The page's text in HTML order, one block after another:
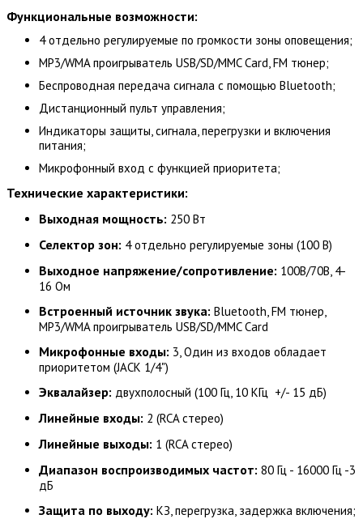
Функциональные возможности:
4 отдельно регулируемые по громкости зоны оповещения;
MP3/WMA проигрыватель USB/SD/MMC Card, FM тюнер;
Беспроводная передача сигнала с помощью Bluetooth;
Дистанционный пульт управления;
Индикаторы защиты, сигнала, перегрузки и включения
питания;
Микрофонный вход с функцией приоритета;
Технические характеристики:
Выходная мощность: 250 Вт
Селектор зон: 4 отдельно регулируемые зоны (100 В)
Выходное напряжение/сопротивление: 100В/70В, 4-
16 Ом
Встроенный источник звука: Bluetooth, FM тюнер,
MP3/WMA проигрыватель USB/SD/MMC Card
Микрофонные входы: 3, Один из входов обладает
приоритетом (JACK 1/4")
Эквалайзер: двухполосный (100 Гц, 10 КГц +/- 15 дБ)
Линейные входы: 2 (RCA стерео)
Линейные выходы: 1 (RCA стерео)
Диапазон воспроизводимых частот: 80 Гц - 16000 Гц -3
дБ
Защита по выходу: КЗ, перегрузка, задержка включения;